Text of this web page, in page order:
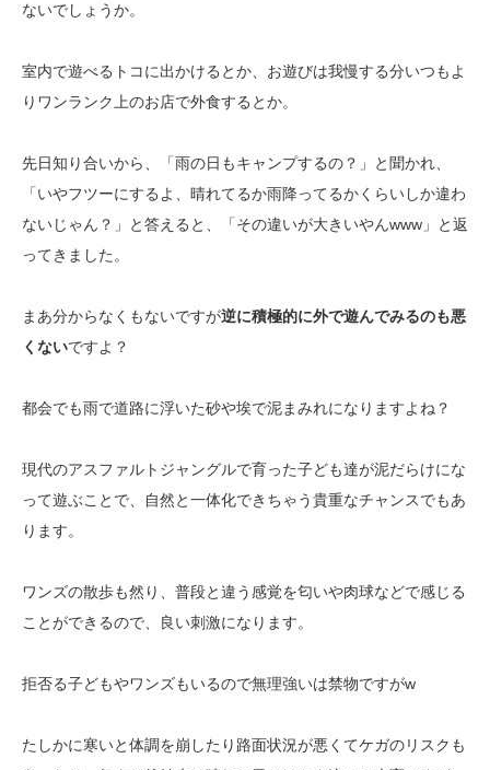
ないでしょうか。
室内で遊べるトコに出かけるとか、お遊びは我慢する分いつもよ
りワンランク上のお店で外食するとか。
先日知り合いから、「雨の日もキャンプするの？」と聞かれ、
「いやフツーにするよ、晴れてるか雨降ってるかくらいしか違わ
ないじゃん？」と答えると、「その違いが大きいやんwww」と返
ってきました。
まあ分からなくもないですが逆に積極的に外で遊んでみるのも悪
くないですよ？
都会でも雨で道路に浮いた砂や埃で泥まみれになりますよね？
現代のアスファルトジャングルで育った子ども達が泥だらけにな
って遊ぶことで、自然と一体化できちゃう貴重なチャンスでもあ
ります。
ワンズの散歩も然り、普段と違う感覚を匂いや肉球などで感じる
ことができるので、良い刺激になります。
拒否る子どもやワンズもいるので無理強いは禁物ですがw
たしかに寒いと体調を崩したり路面状況が悪くてケガのリスクも